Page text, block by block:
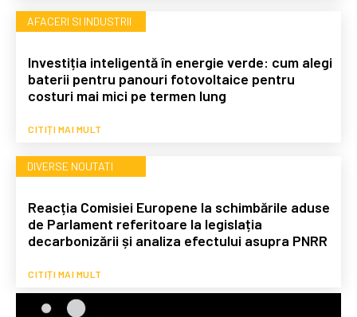
AFACERI SI INDUSTRII
Investiția inteligentă în energie verde: cum alegi
baterii pentru panouri fotovoltaice pentru
costuri mai mici pe termen lung
CITIȚI MAI MULT
DIVERSE NOUTATI
Reacția Comisiei Europene la schimbările aduse
de Parlament referitoare la legislația
decarbonizării și analiza efectului asupra PNRR
CITIȚI MAI MULT